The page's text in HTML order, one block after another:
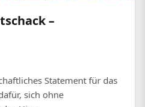
–
Statement für das
sich ohne